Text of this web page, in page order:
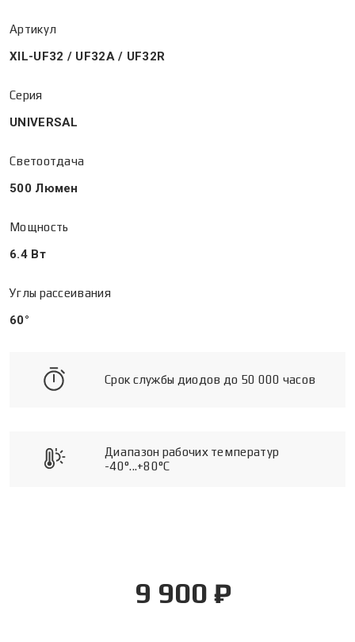
Артикул
XIL-UF32 / UF32A / UF32R
Серия
UNIVERSAL
Светоотдача
500 Люмен
Мощность
6.4 Вт
Углы рассеивания
60°
Срок службы диодов до 50 000 часов
Диапазон рабочих температур
-40°...+80°C
9 900 ₽